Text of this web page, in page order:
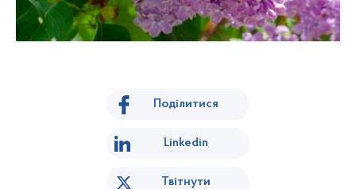
Поділитися
Linkedin
Твітнути